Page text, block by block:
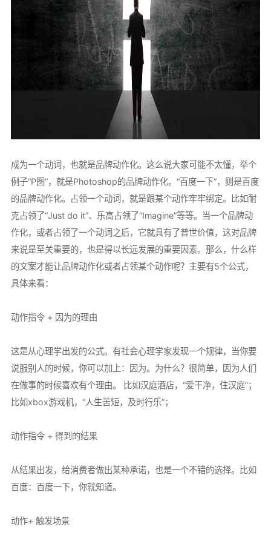
成为一个动词，也就是品牌动作化。这么说大家可能不太懂，举个
例子“P图”，就是Photoshop的品牌动作化。“百度一下”，则是百度
的品牌动作化。占领一个动词，就是跟某个动作牢牢绑定。比如耐
克占领了“Just do it”、乐高占领了“Imagine”等等。当一个品牌动
作化，或者占领了一个动词之后，它就具有了普世价值，这对品牌
来说是至关重要的，也是得以长远发展的重要因素。那么，什么样
的文案才能让品牌动作化或者占领某个动作呢？主要有5个公式，
具体来看：
动作指令 + 因为的理由
这是从心理学出发的公式。有社会心理学家发现一个规律，当你要
说服别人的时候，你可以加上：因为。为什么？很简单，因为人们
在做事的时候喜欢有个理由。 比如汉庭酒店，“爱干净，住汉庭”；
比如xbox游戏机，“人生苦短，及时行乐”；
动作指令 + 得到的结果
从结果出发，给消费者做出某种承诺，也是一个不错的选择。比如
百度：百度一下，你就知道。
动作+ 触发场景